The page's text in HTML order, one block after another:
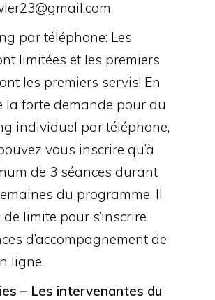
par téléphone: Les
limitées et les premiers
les premiers servis! En
la forte demande pour du
individuel par téléphone,
vous inscrire qu’à
de 3 séances durant
du programme. Il
de limite pour s’inscrire
d’accompagnement de
ligne.
– Les intervenantes du